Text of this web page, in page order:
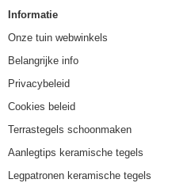
Informatie
Onze tuin webwinkels
Belangrijke info
Privacybeleid
Cookies beleid
Terrastegels schoonmaken
Aanlegtips keramische tegels
Legpatronen keramische tegels